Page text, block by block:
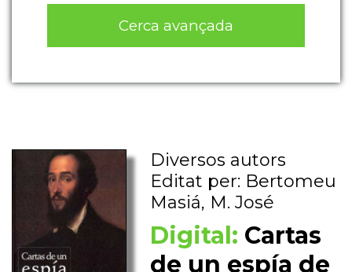
Cerca avançada
Diversos autors
Editat per: Bertomeu
Masiá, M. José
Digital: Cartas
de un espía de